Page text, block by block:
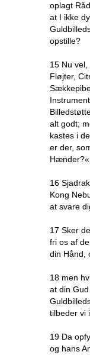
oplagt
at I ikke
opstille?
15 Nu
Fløjter,
alt godt;
kastes i
er der,
Hænder?«
16
Kong
at svare
17 Sker
fri os af
din Hånd,
18 men
at din
tilbeder vi
19 Da
og hans